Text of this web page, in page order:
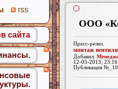
ООО
Пресс-релиз.
монтаж
Добавил:
12-05-2013,
Публикация
rss
сайта